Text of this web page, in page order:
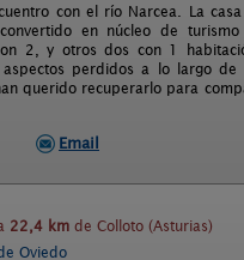
con el río Narcea. La
en núcleo de
2, y otros dos con 1
aspectos perdidos a lo largo
querido recuperarlo para
Email
22,4 km de Colloto (Asturias)
Oviedo